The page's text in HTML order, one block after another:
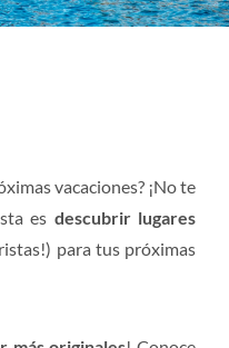
vacaciones? ¡No te
es descubrir lugares
para tus próximas